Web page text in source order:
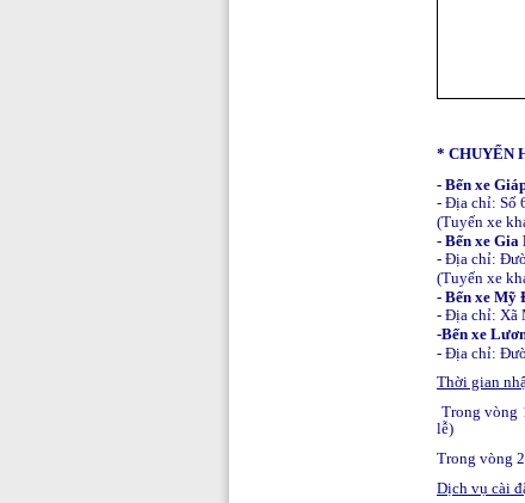
* CHUYỂN
- Bến xe
- Địa chỉ: Số
(Tuyến xe
- Bến xe Gia
- Địa chỉ:
(Tuyến xe
- Bến xe Mỹ
- Địa chỉ: Xã
-Bến xe
- Địa chỉ:
Thời gian
Trong vòng
lễ)
Trong vòng
Dịch vụ cài